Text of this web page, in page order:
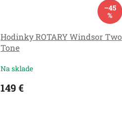
–45
%
Hodinky ROTARY Windsor Two
Tone
Na sklade
149 €